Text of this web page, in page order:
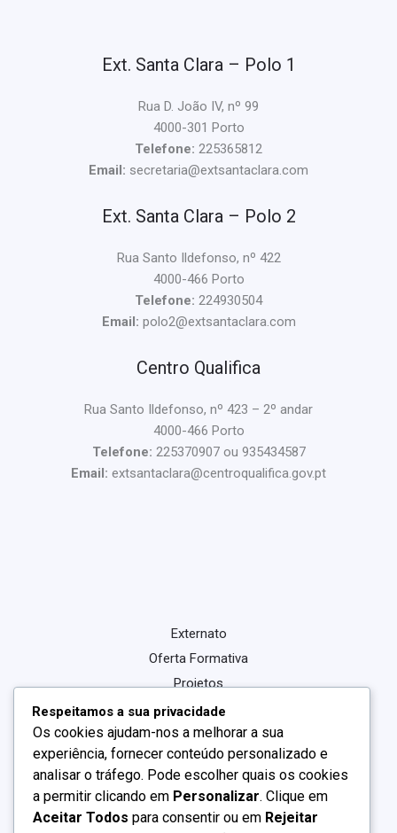
Ext. Santa Clara – Polo 1
Rua D. João IV, nº 99
4000-301 Porto
Telefone: 225365812
Email: secretaria@extsantaclara.com
Ext. Santa Clara – Polo 2
Rua Santo Ildefonso, nº 422
4000-466 Porto
Telefone: 224930504
Email: polo2@extsantaclara.com
Centro Qualifica
Rua Santo Ildefonso, nº 423 – 2º andar
4000-466 Porto
Telefone: 225370907 ou 935434587
Email: extsantaclara@centroqualifica.gov.pt
Externato
Oferta Formativa
Projetos
Centro Qualifica
Noticias
Contactos
Respeitamos a sua privacidade
Os cookies ajudam-nos a melhorar a sua
experiência, fornecer conteúdo personalizado e
analisar o tráfego. Pode escolher quais os cookies
a permitir clicando em Personalizar. Clique em
Aceitar Todos para consentir ou em Rejeitar